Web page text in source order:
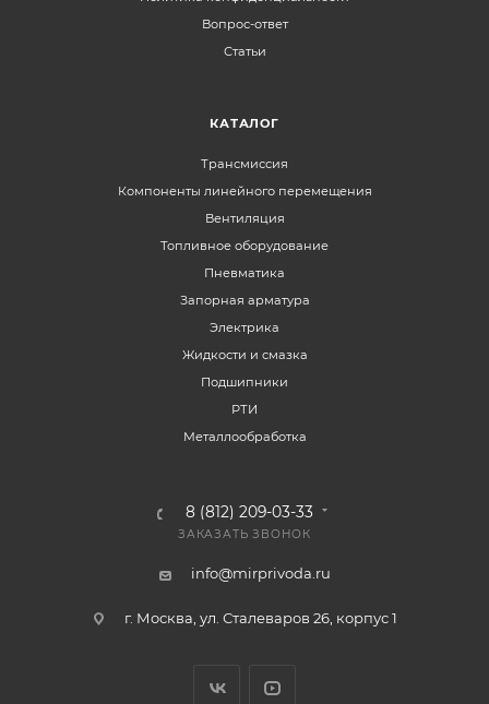
Вопрос-ответ
Статьи
КАТАЛОГ
Трансмиссия
Компоненты линейного перемещения
Вентиляция
Топливное оборудование
Пневматика
Запорная арматура
Электрика
Жидкости и смазка
Подшипники
РТИ
Металлообработка
8 (812) 209-03-33
ЗАКАЗАТЬ ЗВОНОК
info@mirprivoda.ru
г. Москва, ул. Сталеваров 26, корпус 1